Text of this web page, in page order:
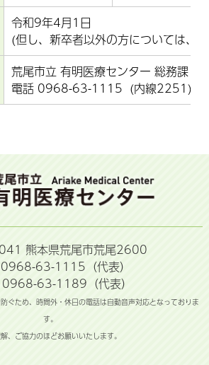
令和9年4月1日
(但し、新卒者以外の方については、
荒尾市立 有明医療センター 総務課 総
電話 0968-63-1115 (内線2251)
熊本県荒尾市荒尾2600
63-1115（代表）
63-1189（代表）
ぐため、時間外・休日の電話は自動音声対応となっておりま
す。
、ご協力のほどお願いいたします。